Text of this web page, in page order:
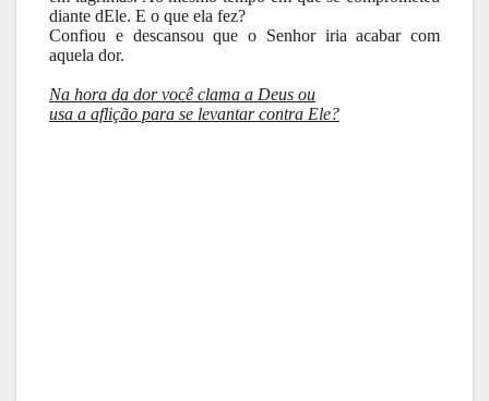
diante dEle. E o que ela fez?
Confiou e descansou que o Senhor iria acabar com
aquela dor.
Na hora da dor você clama a Deus ou
usa a aflição para se levantar contra Ele?